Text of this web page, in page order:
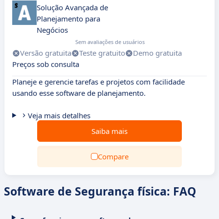
Solução Avançada de
Planejamento para
Negócios
Sem avaliações de usuários
Versão gratuita Teste gratuito
Demo gratuita
Preços sob consulta
Planeje e gerencie tarefas e projetos com facilidade
usando esse software de planejamento.
Veja mais detalhes
Saiba mais
Compare
Software de Segurança física: FAQ